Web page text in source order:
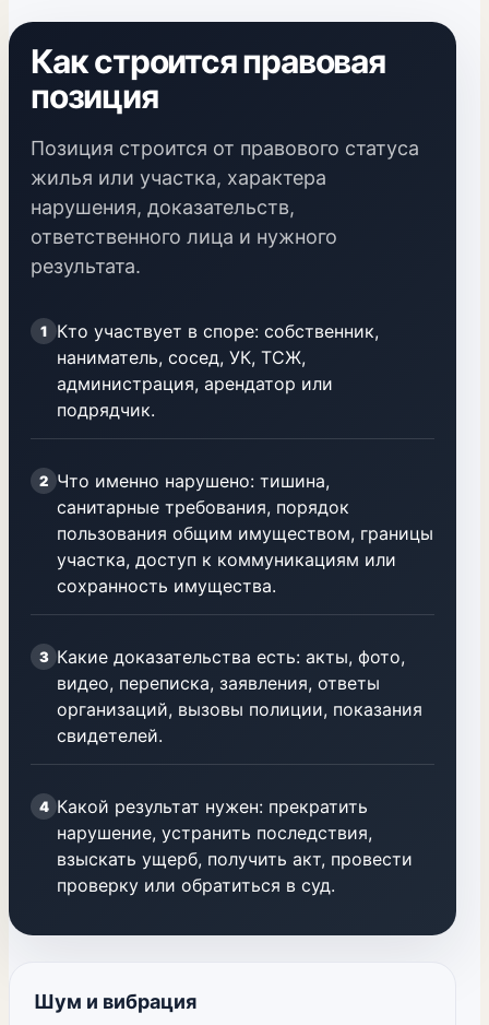
Как строится правовая
позиция
Позиция строится от правового статуса
жилья или участка, характера
нарушения, доказательств,
ответственного лица и нужного
результата.
1
Кто участвует в споре: собственник,
наниматель, сосед, УК, ТСЖ,
администрация, арендатор или
подрядчик.
2 Что именно нарушено: тишина,
санитарные требования, порядок
пользования общим имуществом, границы
участка, доступ к коммуникациям или
сохранность имущества.
3 Какие доказательства есть: акты, фото,
видео, переписка, заявления, ответы
организаций, вызовы полиции, показания
свидетелей.
4 Какой результат нужен: прекратить
нарушение, устранить последствия,
взыскать ущерб, получить акт, провести
проверку или обратиться в суд.
Шум и вибрация